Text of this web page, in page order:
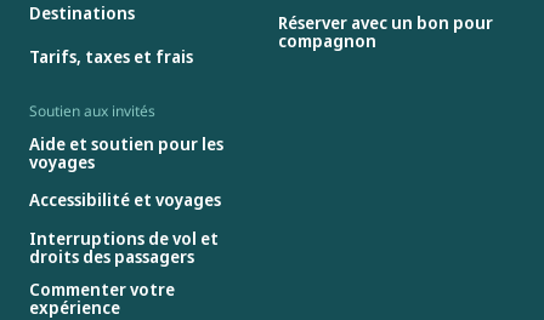
Destinations
Tarifs, taxes et frais
Réserver avec un bon pour
compagnon
Soutien aux invités
Aide et soutien pour les
voyages
Accessibilité et voyages
Interruptions de vol et
droits des passagers
Commenter votre
expérience